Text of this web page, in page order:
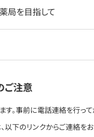
局を目指して
ご注意
。事前に電話連絡を行っ
以下のリンクからご連絡を